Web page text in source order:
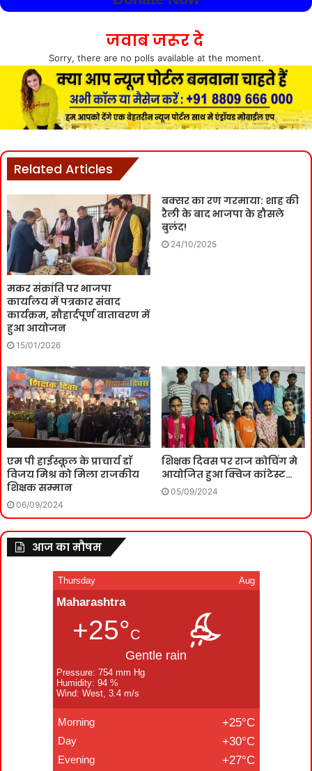
जवाब जरूर दे
Sorry, there are no polls available at the moment.
Related Articles
मकर संक्रांति पर भाजपा
कार्यालय में पत्रकार संवाद
कार्यक्रम, सौहार्दपूर्ण वातावरण में
हुआ आयोजन
15/01/2026
बक्सर का रण गरमाया: शाह की
रैली के बाद भाजपा के हौसले
बुलंद!
24/10/2025
एम पी हाईस्कूल के प्राचार्य डाॅ
विजय मिश्र को मिला राजकीय
शिक्षक सम्मान
06/09/2024
शिक्षक दिवस पर राज कोचिंग मे
आयोजित हुआ क्विज कांटेस्ट…
05/09/2024
आज का मौषम
Thursday Aug
Maharashtra
+25°C
Gentle rain
Pressure: 754 mm Hg
Humidity: 94 %
Wind: West, 3.4 m/s
Morning +25°C
Day +30°C
Evening +27°C